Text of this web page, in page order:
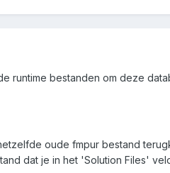
runtime bestanden om deze
oude fmpur bestand
dat je in het 'Solution Files'